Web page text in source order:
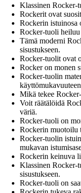
Klassinen Rocker-
Rockerit ovat
Rockerin istuinosa
Rocker-tuoli
Tämä moderni
sisustukseen.
Rocker-tuolit ovat
Rocker on monen
Rocker-tuolin
Mikä tekee
Voit räätälöidä
väriä.
Rocker-tuoli on
Rockerin muotoilu
Rocker-tuolin
mukavan
Rockerin keinuva
Klassinen Rocker-
sisustukseen.
Rocker-tuoli on